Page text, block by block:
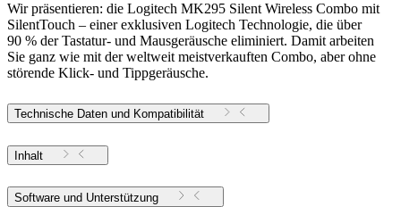
Wir präsentieren: die Logitech MK295 Silent Wireless Combo mit
SilentTouch – einer exklusiven Logitech Technologie, die über
90 % der Tastatur- und Mausgeräusche eliminiert. Damit arbeiten
Sie ganz wie mit der weltweit meistverkauften Combo, aber ohne
störende Klick- und Tippgeräusche.
Technische Daten und Kompatibilität
Inhalt
Software und Unterstützung